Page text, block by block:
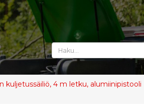
kuljetussäiliö, 4 m letku, alumiinipistooli